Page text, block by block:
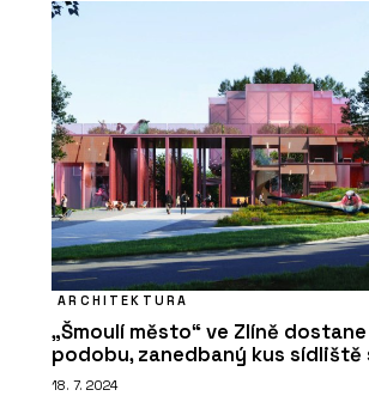
ARCHITEKTURA
„Šmoulí město“ ve Zlíně
podobu, zanedbaný kus sídliště
18. 7. 2024